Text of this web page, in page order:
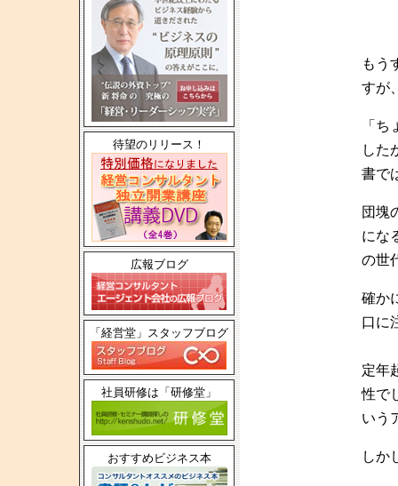
待望のリリース！
広報ブログ
「経営堂」スタッフブログ
社員研修は「研修堂」
おすすめビジネス本
もう
すが
「
した
書で
団塊
にな
の世
確か
口に
定年
性で
いう
しか